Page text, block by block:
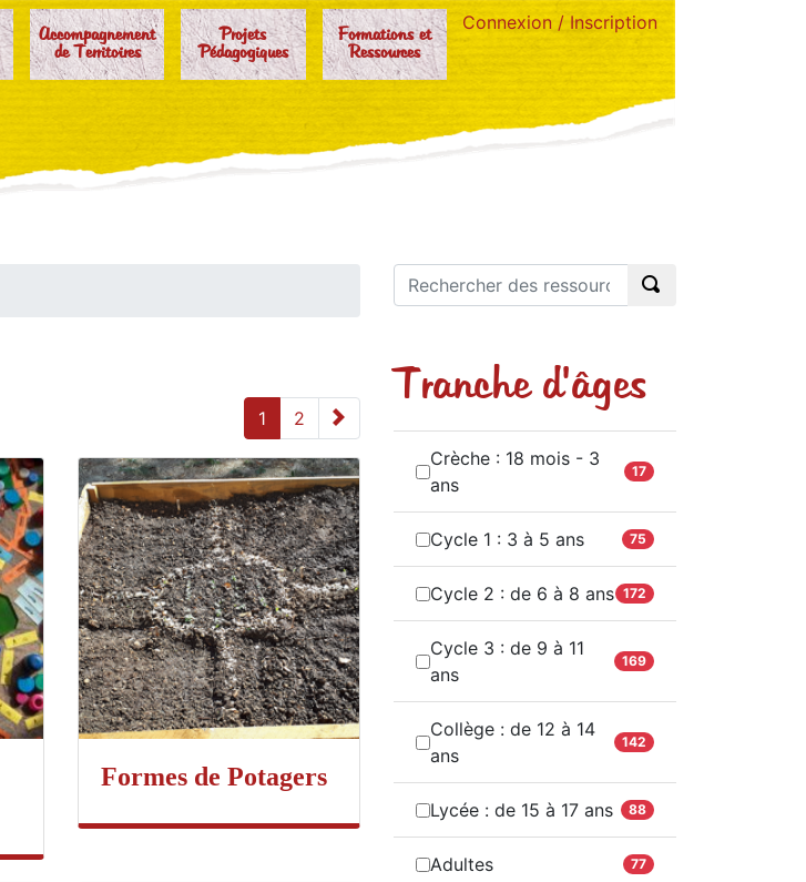
Accompagnement
de Territoires
Projets
Pédagogiques
Formations et
Ressources
Connexion / Inscription
1 2
Formes de Potagers
Tranche d'âges
Crèche : 18 mois - 3
ans
17
Cycle 1 : 3 à 5 ans 75
Cycle 2 : de 6 à 8 ans 172
Cycle 3 : de 9 à 11
ans
169
Collège : de 12 à 14
ans
142
Lycée : de 15 à 17 ans 88
Adultes 77